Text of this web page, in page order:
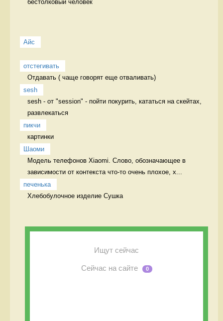
бестолковый человек
Айс
отстегивать
Отдавать ( чаще говорят еще отваливать)
sesh
sesh - от "session" - пойти покурить, кататься на скейтах,
развлекаться
пикчи
картинки
Шаоми
Модель телефонов Xiaomi. Слово, обозначающее в
зависимости от контекста что-то очень плохое, х...
печенька
Хлебобулочное изделие Сушка
Ищут сейчас
Сейчас на сайте 0